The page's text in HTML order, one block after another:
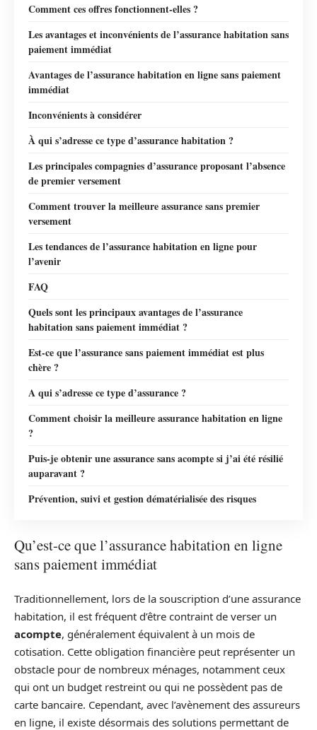
Comment ces offres fonctionnent-elles ?
Les avantages et inconvénients de l’assurance habitation sans
paiement immédiat
Avantages de l’assurance habitation en ligne sans paiement
immédiat
Inconvénients à considérer
À qui s’adresse ce type d’assurance habitation ?
Les principales compagnies d’assurance proposant l’absence
de premier versement
Comment trouver la meilleure assurance sans premier
versement
Les tendances de l’assurance habitation en ligne pour
l’avenir
FAQ
Quels sont les principaux avantages de l’assurance
habitation sans paiement immédiat ?
Est-ce que l’assurance sans paiement immédiat est plus
chère ?
A qui s’adresse ce type d’assurance ?
Comment choisir la meilleure assurance habitation en ligne
?
Puis-je obtenir une assurance sans acompte si j’ai été résilié
auparavant ?
Prévention, suivi et gestion dématérialisée des risques
Qu’est-ce que l’assurance habitation en ligne
sans paiement immédiat
Traditionnellement, lors de la souscription d’une assurance
habitation, il est fréquent d’être contraint de verser un
acompte, généralement équivalent à un mois de
cotisation. Cette obligation financière peut représenter un
obstacle pour de nombreux ménages, notamment ceux
qui ont un budget restreint ou qui ne possèdent pas de
carte bancaire. Cependant, avec l’avènement des assureurs
en ligne, il existe désormais des solutions permettant de